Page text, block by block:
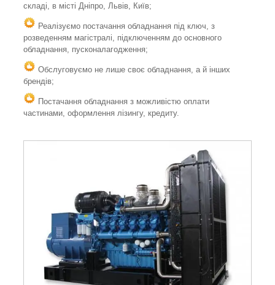
складі, в місті Дніпро, Львів, Київ;
Реалізуємо постачання обладнання під ключ, з
розведенням магістралі, підключенням до основного
обладнання, пусконалагодження;
Обслуговуємо не лише своє обладнання, а й інших
брендів;
Постачання обладнання з можливістю оплати
частинами, оформлення лізингу, кредиту.